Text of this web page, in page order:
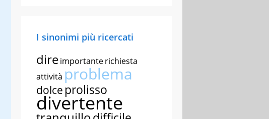
I sinonimi più ricercati
direimportanterichiesta
attività problema
dolce prolisso
divertente